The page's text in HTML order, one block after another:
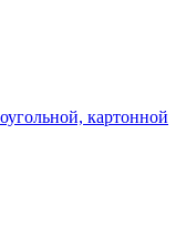
картонной